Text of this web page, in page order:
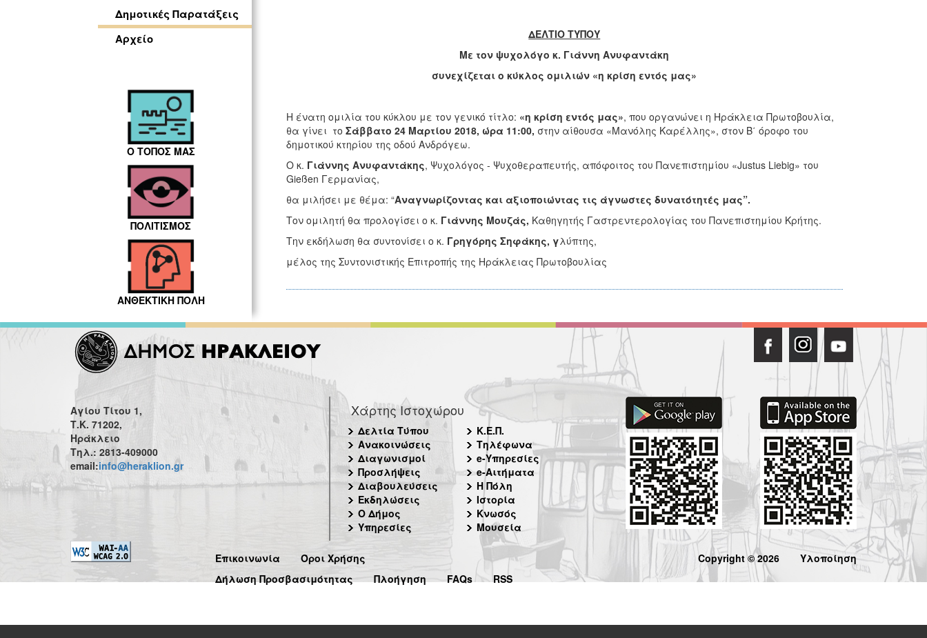
Δημοτικές Παρατάξεις
Αρχείο
Ο ΤΟΠΟΣ ΜΑΣ
ΠΟΛΙΤΙΣΜΟΣ
ΑΝΘΕΚΤΙΚΗ ΠΟΛΗ
ΔΕΛΤΙΟ ΤΥΠΟΥ
Με τον ψυχολόγο κ. Γιάννη Ανυφαντάκη
συνεχίζεται ο κύκλος ομιλιών «η κρίση εντός μας»
Η ένατη ομιλία του κύκλου με τον γενικό τίτλο: «η κρίση εντός μας», που οργανώνει η Ηράκλεια Πρωτοβουλία,
θα γίνει το Σάββατο 24 Μαρτίου 2018, ώρα 11:00, στην αίθουσα «Μανόλης Καρέλλης», στον Β΄ όροφο του
δημοτικού κτηρίου της οδού Ανδρόγεω.
Ο κ. Γιάννης Ανυφαντάκης, Ψυχολόγος - Ψυχοθεραπευτής, απόφοιτος του Πανεπιστημίου «Justus Liebig» του
Gießen Γερμανίας,
θα μιλήσει με θέμα: “Αναγνωρίζοντας και αξιοποιώντας τις άγνωστες δυνατότητές μας”.
Τον ομιλητή θα προλογίσει ο κ. Γιάννης Μουζάς, Καθηγητής Γαστρεντερολογίας του Πανεπιστημίου Κρήτης.
Την εκδήλωση θα συντονίσει ο κ. Γρηγόρης Σηφάκης, γλύπτης,
μέλος της Συντονιστικής Επιτροπής της Ηράκλειας Πρωτοβουλίας
Αγίου Τίτου 1,
Τ.Κ. 71202,
Ηράκλειο
Τηλ.: 2813-409000
email:info@heraklion.gr
Χάρτης Ιστοχώρου
Δελτία Τύπου
Ανακοινώσεις
Διαγωνισμοί
Προσλήψεις
Διαβουλεύσεις
Εκδηλώσεις
Ο Δήμος
Υπηρεσίες
Κ.Ε.Π.
Τηλέφωνα
e-Υπηρεσίες
e-Αιτήματα
Η Πόλη
Ιστορία
Κνωσός
Μουσεία
Επικοινωνία
Όροι Χρήσης
Δήλωση Προσβασιμότητας
Πλοήγηση FAQs RSS
Copyright © 2026 Υλοποίηση